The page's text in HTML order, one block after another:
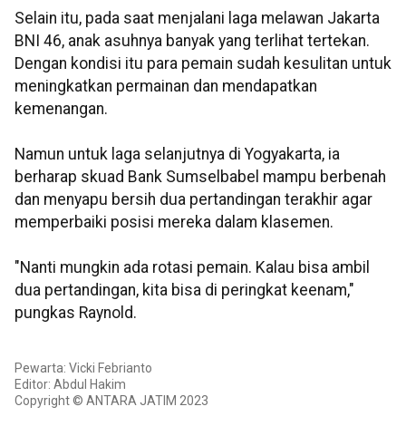
Selain itu, pada saat menjalani laga melawan Jakarta
BNI 46, anak asuhnya banyak yang terlihat tertekan.
Dengan kondisi itu para pemain sudah kesulitan untuk
meningkatkan permainan dan mendapatkan
kemenangan.
Namun untuk laga selanjutnya di Yogyakarta, ia
berharap skuad Bank Sumselbabel mampu berbenah
dan menyapu bersih dua pertandingan terakhir agar
memperbaiki posisi mereka dalam klasemen.
"Nanti mungkin ada rotasi pemain. Kalau bisa ambil
dua pertandingan, kita bisa di peringkat keenam,"
pungkas Raynold.
Pewarta: Vicki Febrianto
Editor: Abdul Hakim
Copyright © ANTARA JATIM 2023